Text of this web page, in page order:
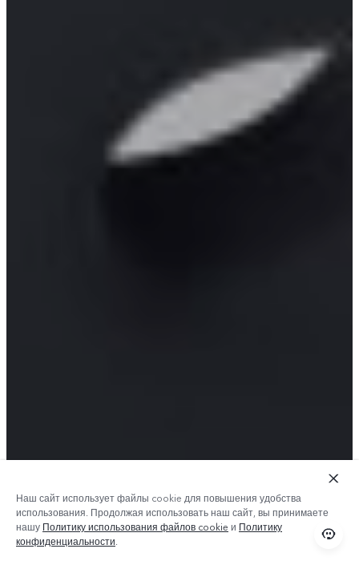
Наш сайт использует файлы cookie для повышения удобства
использования. Продолжая использовать наш сайт, вы принимаете
нашу Политику использования файлов cookie и Политику
конфиденциальности.